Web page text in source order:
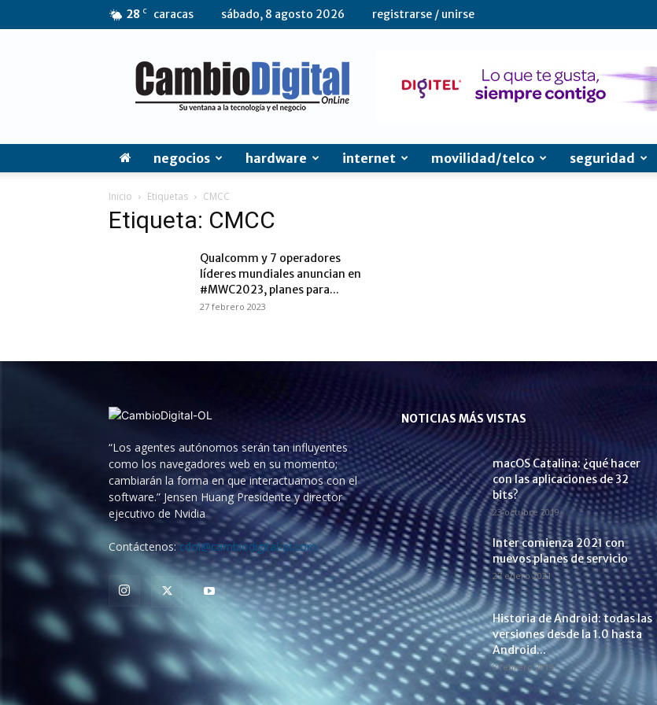
28 C caracas sábado, 8 agosto 2026 registrarse / unirse
CambioDigital
OnLine
negocios hardware internet movilidad/telco seguridad
Inicio Etiquetas CMCC
Etiqueta: CMCC
Qualcomm y 7 operadores
líderes mundiales anuncian en
#MWC2023, planes para...
27 febrero 2023
“Los agentes autónomos serán tan influyentes
como los navegadores web en su momento;
cambiarán la forma en que interactuamos con el
software.” Jensen Huang Presidente y director
ejecutivo de Nvidia
Contáctenos:cdol@cambiodigital-ol.com
NOTICIAS MÁS VISTAS
macOS Catalina: ¿qué hacer
con las aplicaciones de 32
bits?
23 octubre 2019
Inter comienza 2021 con
nuevos planes de servicio
27 enero 2021
Historia de Android: todas las
versiones desde la 1.0 hasta
Android...
8 febrero 2019